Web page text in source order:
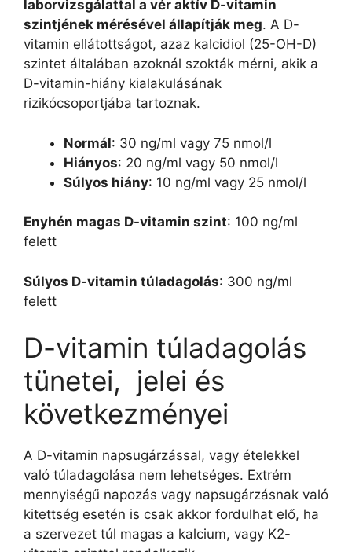
laborvizsgálattal a vér aktív D-vitamin
szintjének mérésével állapítják meg. A D-
vitamin ellátottságot, azaz kalcidiol (25-OH-D)
szintet általában azoknál szokták mérni, akik a
D-vitamin-hiány kialakulásának
rizikócsoportjába tartoznak.
Normál: 30 ng/ml vagy 75 nmol/l
Hiányos: 20 ng/ml vagy 50 nmol/l
Súlyos hiány: 10 ng/ml vagy 25 nmol/l
Enyhén magas D-vitamin szint: 100 ng/ml
felett
Súlyos D-vitamin túladagolás: 300 ng/ml
felett
D-vitamin túladagolás
tünetei, jelei és
következményei
A D-vitamin napsugárzással, vagy ételekkel
való túladagolása nem lehetséges. Extrém
mennyiségű napozás vagy napsugárzásnak való
kitettség esetén is csak akkor fordulhat elő, ha
a szervezet túl magas a kalcium, vagy K2-